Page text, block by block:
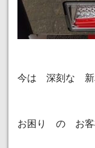
今は 深刻な
お困り の お